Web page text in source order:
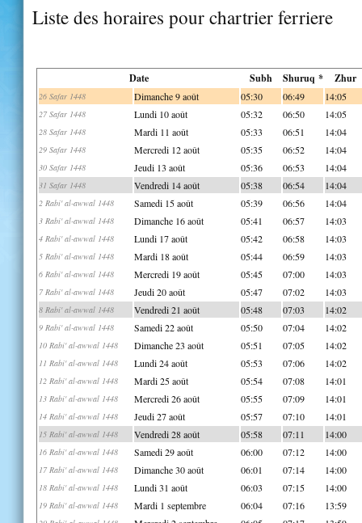
Liste des horaires pour chartrier ferriere
Date Subh Shuruq * Zhur
26 Safar 1448 Dimanche 9 août 05:30 06:49 14:05
27 Safar 1448 Lundi 10 août 05:32 06:50 14:05
28 Safar 1448 Mardi 11 août 05:33 06:51 14:04
29 Safar 1448 Mercredi 12 août 05:35 06:52 14:04
30 Safar 1448 Jeudi 13 août 05:36 06:53 14:04
31 Safar 1448 Vendredi 14 août 05:38 06:54 14:04
2 Rabi' al-awwal 1448 Samedi 15 août 05:39 06:56 14:04
3 Rabi' al-awwal 1448 Dimanche 16 août 05:41 06:57 14:03
4 Rabi' al-awwal 1448 Lundi 17 août 05:42 06:58 14:03
5 Rabi' al-awwal 1448 Mardi 18 août 05:44 06:59 14:03
6 Rabi' al-awwal 1448 Mercredi 19 août 05:45 07:00 14:03
7 Rabi' al-awwal 1448 Jeudi 20 août 05:47 07:02 14:03
8 Rabi' al-awwal 1448 Vendredi 21 août 05:48 07:03 14:02
9 Rabi' al-awwal 1448 Samedi 22 août 05:50 07:04 14:02
10 Rabi' al-awwal 1448 Dimanche 23 août 05:51 07:05 14:02
11 Rabi' al-awwal 1448 Lundi 24 août 05:53 07:06 14:02
12 Rabi' al-awwal 1448 Mardi 25 août 05:54 07:08 14:01
13 Rabi' al-awwal 1448 Mercredi 26 août 05:55 07:09 14:01
14 Rabi' al-awwal 1448 Jeudi 27 août 05:57 07:10 14:01
15 Rabi' al-awwal 1448 Vendredi 28 août 05:58 07:11 14:00
16 Rabi' al-awwal 1448 Samedi 29 août 06:00 07:12 14:00
17 Rabi' al-awwal 1448 Dimanche 30 août 06:01 07:14 14:00
18 Rabi' al-awwal 1448 Lundi 31 août 06:03 07:15 14:00
19 Rabi' al-awwal 1448 Mardi 1 septembre 06:04 07:16 13:59